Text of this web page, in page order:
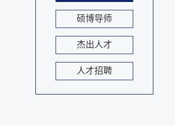
硕博导师
杰出人才
人才招聘